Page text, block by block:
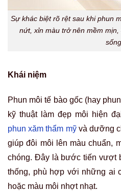
Sự khác biệt rõ rệt sau khi phun
nứt, xỉn màu trở nên mềm
Khái niệm
Phun môi tế bào gốc (hay
kỹ thuật làm đẹp môi hiện
phun xăm thẩm mỹvà dưỡng
giúp đôi môi lên màu chuẩn,
chóng. Đây là bước tiến vượt
thống, phù hợp với những ai
hoặc màu môi nhợt nhạt.